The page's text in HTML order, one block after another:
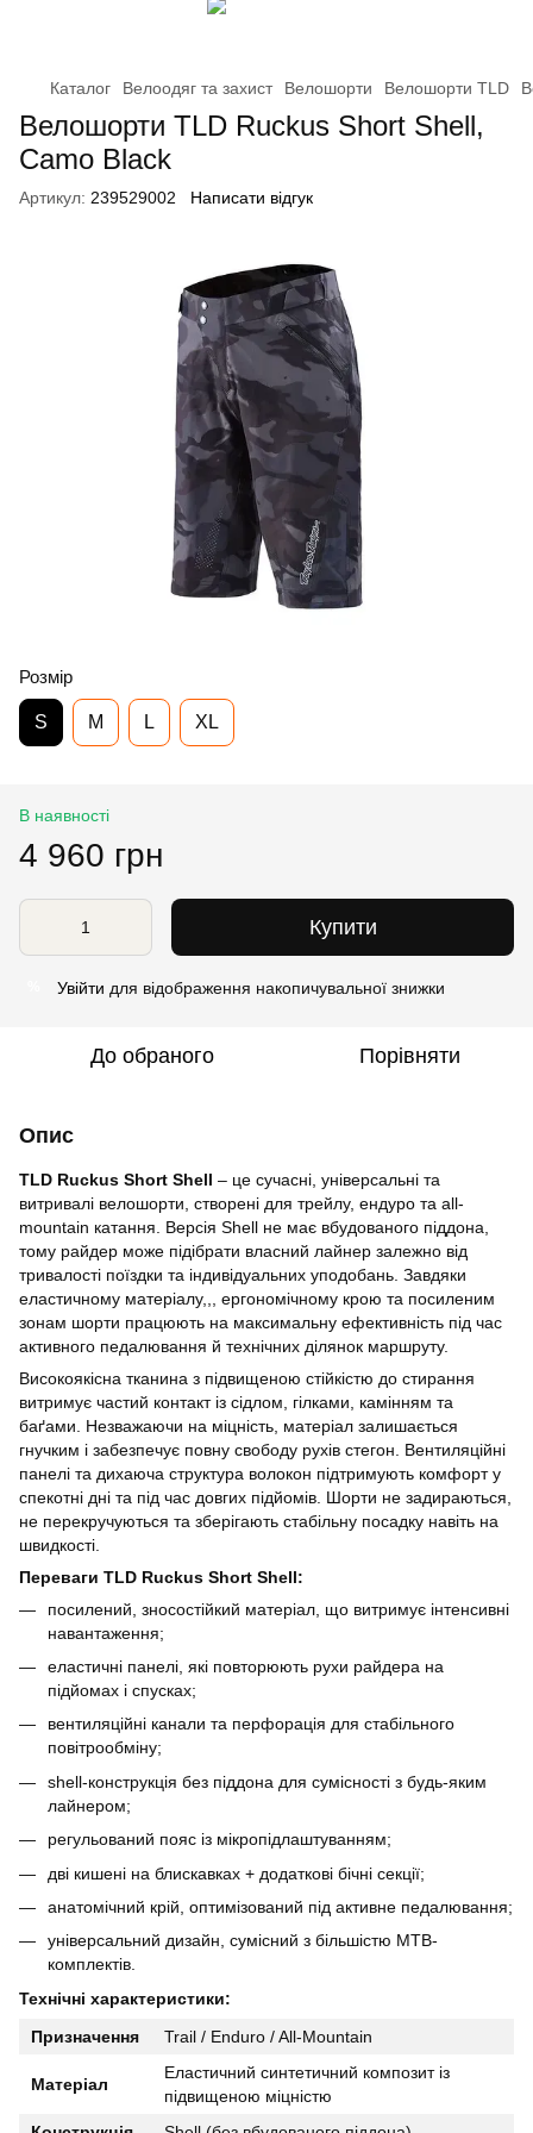
Каталог Велоодяг та захист Велошорти Велошорти TLD
Велошорти TLD Ruckus Short Shell,
Camo Black
Артикул: 239529002 Написати відгук
Розмір
S M L XL
В наявності
4 960 грн
Купити
Увійти для відображення накопичувальної знижки
До обраного Порівняти
Опис
TLD Ruckus Short Shell – це сучасні, універсальні та
витривалі велошорти, створені для трейлу, ендуро та all-
mountain катання. Версія Shell не має вбудованого піддона,
тому райдер може підібрати власний лайнер залежно від
тривалості поїздки та індивідуальних уподобань. Завдяки
еластичному матеріалу,,, ергономічному крою та посиленим
зонам шорти працюють на максимальну ефективність під час
активного педалювання й технічних ділянок маршруту.
Високоякісна тканина з підвищеною стійкістю до стирання
витримує частий контакт із сідлом, гілками, камінням та
баґами. Незважаючи на міцність, матеріал залишається
гнучким і забезпечує повну свободу рухів стегон. Вентиляційні
панелі та дихаюча структура волокон підтримують комфорт у
спекотні дні та під час довгих підйомів. Шорти не задираються,
не перекручуються та зберігають стабільну посадку навіть на
швидкості.
Переваги TLD Ruckus Short Shell:
посилений, зносостійкий матеріал, що витримує інтенсивні
навантаження;
еластичні панелі, які повторюють рухи райдера на
підйомах і спусках;
вентиляційні канали та перфорація для стабільного
повітрообміну;
shell-конструкція без піддона для сумісності з будь-яким
лайнером;
регульований пояс із мікропідлаштуванням;
дві кишені на блискавках + додаткові бічні секції;
анатомічний крій, оптимізований під активне педалювання;
універсальний дизайн, сумісний з більшістю MTB-
комплектів.
Технічні характеристики:
Призначення
Trail / Enduro / All-Mountain
Матеріал
Еластичний синтетичний композит із
підвищеною міцністю